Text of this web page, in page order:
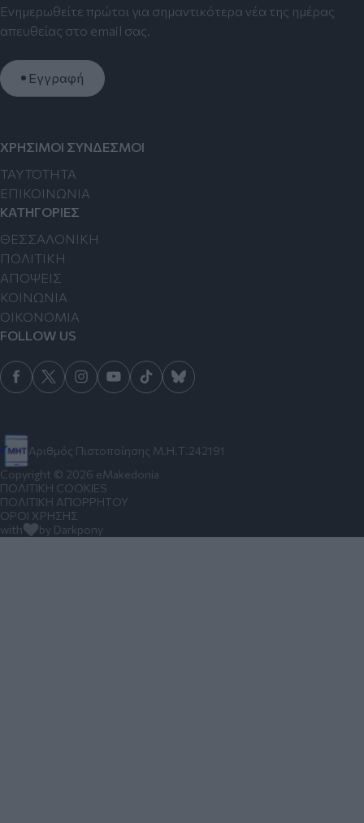
Ενημερωθείτε πρώτοι για σημαντικότερα νέα της ημέρας
απευθείας στο email σας.
Εγγραφή
Αριθμός Πιστοποίησης Μ.Η.Τ.242191
ΧΡΗΣΙΜΟΙ ΣΥΝΔΕΣΜΟΙ
TAYTOTHTA
ΕΠΙΚΟΙΝΩΝΙΑ
ΚΑΤΗΓΟΡΙΕΣ
ΘΕΣΣΑΛΟΝΙΚΗ
ΠΟΛΙΤΙΚΗ
ΑΠΟΨΕΙΣ
ΚΟΙΝΩΝΙΑ
ΟΙΚΟΝΟΜΙΑ
FOLLOW US
Copyright © 2026 eMakedonia
ΠΟΛΙΤΙΚΗ COOKIES
ΠΟΛΙΤΙΚΗ ΑΠΟΡΡΗΤΟΥ
ΟΡΟΙ ΧΡΗΣΗΣ
with
by Darkpony